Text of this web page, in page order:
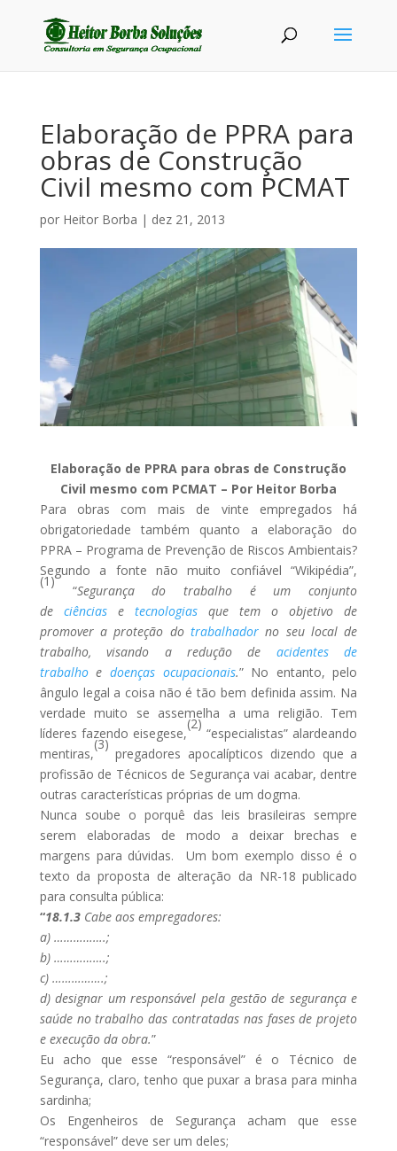
Elaboração de PPRA para
obras de Construção
Civil mesmo com PCMAT
por Heitor Borba | dez 21, 2013
Elaboração de PPRA para obras de Construção
Civil mesmo com PCMAT – Por Heitor Borba
Para obras com mais de vinte empregados há
obrigatoriedade também quanto a elaboração do
PPRA – Programa de Prevenção de Riscos Ambientais?
Segundo a fonte não muito confiável “Wikipédia”,
(1)
“Segurança do trabalho é um conjunto
de ciênciase tecnologiasque tem o objetivo de
promover a proteção do trabalhador no seu local de
trabalho, visando a redução de acidentes de
trabalhoe doenças ocupacionais.” No entanto, pelo
ângulo legal a coisa não é tão bem definida assim. Na
verdade muito se assemelha a uma religião. Tem
líderes fazendo eisegese,
(2)
“especialistas” alardeando
mentiras,
(3)
pregadores apocalípticos dizendo que a
profissão de Técnicos de Segurança vai acabar, dentre
outras características próprias de um dogma.
Nunca soube o porquê das leis brasileiras sempre
serem elaboradas de modo a deixar brechas e
margens para dúvidas. Um bom exemplo disso é o
texto da proposta de alteração da NR-18 publicado
para consulta pública:
“18.1.3Cabe aos empregadores:
a) …………….;
b) …………….;
c) …………….;
d) designar umresponsável pela gestão de segurança e
saúde no trabalho das contratadas nas fases de projeto
e execução da obra.”
Eu acho que esse “responsável” é o Técnico de
Segurança, claro, tenho que puxar a brasa para minha
sardinha;
Os Engenheiros de Segurança acham que esse
“responsável” deve ser um deles;